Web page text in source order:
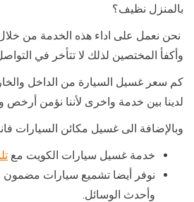
بالمنزل نظيف؟
نحن نعمل على اداء هذه الخدمة من
وأكفأ المختصين لذلك لا تتأخر في
كم سعر غسيل السيارة من الداخل
لدينا بين خدمة واخرى لأننا نؤمن أرخص
وبالإضافة الى غسيل مكائن السيارات
خدمة غسيل سيارات الكويت مع
نوفر أيضا تشميع سيارات
وأحدث الوسائل.